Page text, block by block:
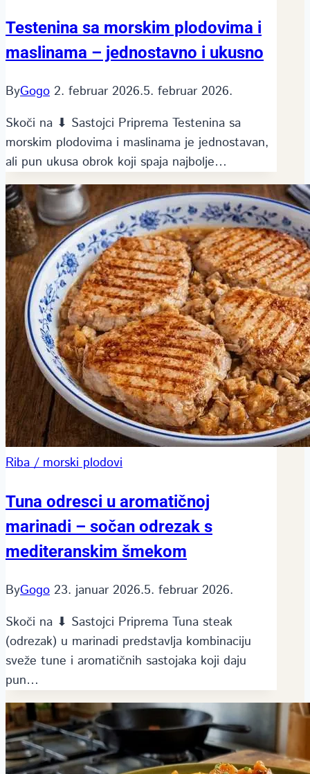
Testenina sa morskim plodovima i
maslinama – jednostavno i ukusno
ByGogo 2. februar 2026.5. februar 2026.
Skoči na ⬇ Sastojci Priprema Testenina sa
morskim plodovima i maslinama je jednostavan,
ali pun ukusa obrok koji spaja najbolje…
Riba / morski plodovi
Tuna odresci u aromatičnoj
marinadi – sočan odrezak s
mediteranskim šmekom
ByGogo 23. januar 2026.5. februar 2026.
Skoči na ⬇ Sastojci Priprema Tuna steak
(odrezak) u marinadi predstavlja kombinaciju
sveže tune i aromatičnih sastojaka koji daju
pun…